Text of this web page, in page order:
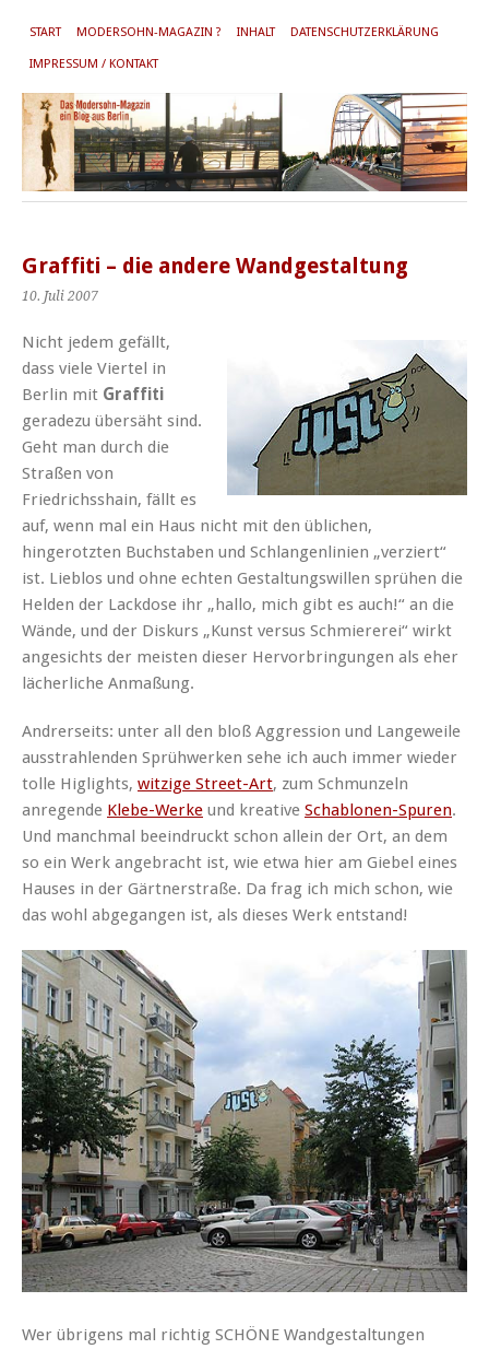
START MODERSOHN-MAGAZIN ? INHALT DATENSCHUTZERKLÄRUNG
IMPRESSUM / KONTAKT
Graffiti – die andere Wandgestaltung
10. Juli 2007
Nicht jedem gefällt,
dass viele Viertel in
Berlin mit Graffiti
geradezu übersäht sind.
Geht man durch die
Straßen von
Friedrichsshain, fällt es
auf, wenn mal ein Haus nicht mit den üblichen,
hingerotzten Buchstaben und Schlangenlinien „verziert“
ist. Lieblos und ohne echten Gestaltungswillen sprühen die
Helden der Lackdose ihr „hallo, mich gibt es auch!“ an die
Wände, und der Diskurs „Kunst versus Schmiererei“ wirkt
angesichts der meisten dieser Hervorbringungen als eher
lächerliche Anmaßung.
Andrerseits: unter all den bloß Aggression und Langeweile
ausstrahlenden Sprühwerken sehe ich auch immer wieder
tolle Higlights, witzige Street-Art, zum Schmunzeln
anregende Klebe-Werke und kreative Schablonen-Spuren.
Und manchmal beeindruckt schon allein der Ort, an dem
so ein Werk angebracht ist, wie etwa hier am Giebel eines
Hauses in der Gärtnerstraße. Da frag ich mich schon, wie
das wohl abgegangen ist, als dieses Werk entstand!
Wer übrigens mal richtig SCHÖNE Wandgestaltungen